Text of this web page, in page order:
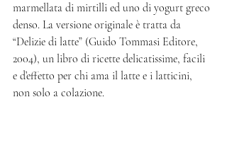
marmellata di mirtilli ed uno di yogurt greco
denso. La versione originale è tratta da
“Delizie di latte” (Guido Tommasi Editore,
2004), un libro di ricette delicatissime, facili
e d’effetto per chi ama il latte e i latticini,
non solo a colazione.